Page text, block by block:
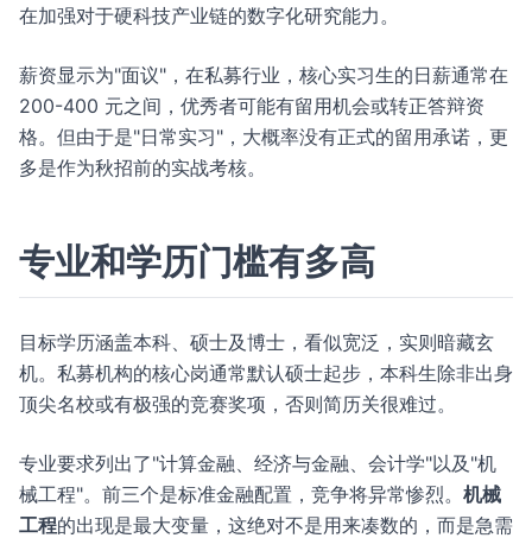
在加强对于硬科技产业链的数字化研究能力。
薪资显示为"面议"，在私募行业，核心实习生的日薪通常在
200-400 元之间，优秀者可能有留用机会或转正答辩资
格。但由于是"日常实习"，大概率没有正式的留用承诺，更
多是作为秋招前的实战考核。
专业和学历门槛有多高
目标学历涵盖本科、硕士及博士，看似宽泛，实则暗藏玄
机。私募机构的核心岗通常默认硕士起步，本科生除非出身
顶尖名校或有极强的竞赛奖项，否则简历关很难过。
专业要求列出了"计算金融、经济与金融、会计学"以及"机
械工程"。前三个是标准金融配置，竞争将异常惨烈。 机械
工程的出现是最大变量，这绝对不是用来凑数的，而是急需